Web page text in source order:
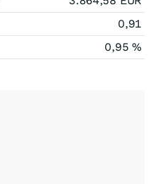
0,91
0,95 %